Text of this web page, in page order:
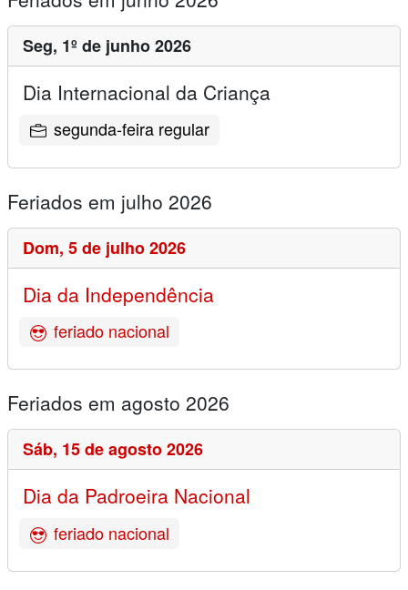
Seg, 1º de junho 2026
Dia Internacional da Criança
segunda-feira regular
Feriados em julho 2026
Dom, 5 de julho 2026
Dia da Independência
feriado nacional
Feriados em agosto 2026
Sáb, 15 de agosto 2026
Dia da Padroeira Nacional
feriado nacional